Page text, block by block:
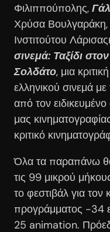
Φιλιππούπολης,
Χρύσα Βουλγαράκη,
Ινστιτούτου
σινεμά: Ταξίδι
Σολδάτο, μια
ελληνικού σινεμά
από τον ειδικευμένο
μας
κριτικό
Όλα τα παραπάνω
τις 99 μικρού
το φεστιβάλ για
προγράμματος -34
25 animation.